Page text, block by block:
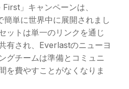
」キャンペーンは、
単に世界中に展開されまし
ットは単一のリンクを通じ
有され、Everlastのニューヨ
グチームは準備とコミュニ
を費やすことがなくなりま